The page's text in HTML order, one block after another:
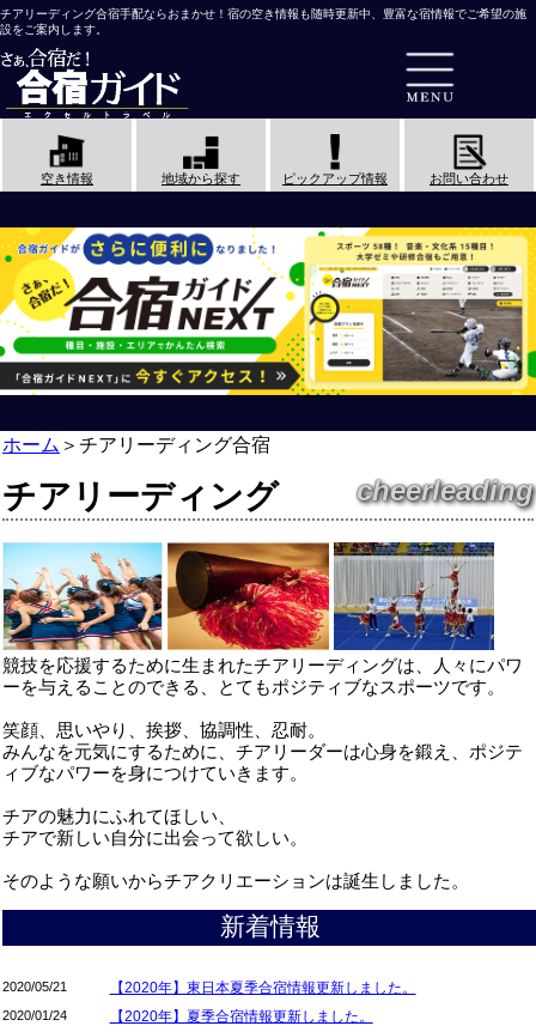
チアリーディング合宿手配ならおまかせ！宿の空き情報も随時更新中、豊富な宿情報でご希望の施
設をご案内します。
空き情報 地域から探す ピックアップ情報 お問い合わせ
ホーム ＞ チアリーディング合宿
チアリーディング cheerleading
競技を応援するために生まれたチアリーディングは、人々にパワ
ーを与えることのできる、とてもポジティブなスポーツです。
笑顔、思いやり、挨拶、協調性、忍耐。
みんなを元気にするために、チアリーダーは心身を鍛え、ポジテ
ィブなパワーを身につけていきます。
チアの魅力にふれてほしい、
チアで新しい自分に出会って欲しい。
そのような願いからチアクリエーションは誕生しました。
新着情報
2020/05/21 【2020年】東日本夏季合宿情報更新しました。
2020/01/24 【2020年】夏季合宿情報更新しました。